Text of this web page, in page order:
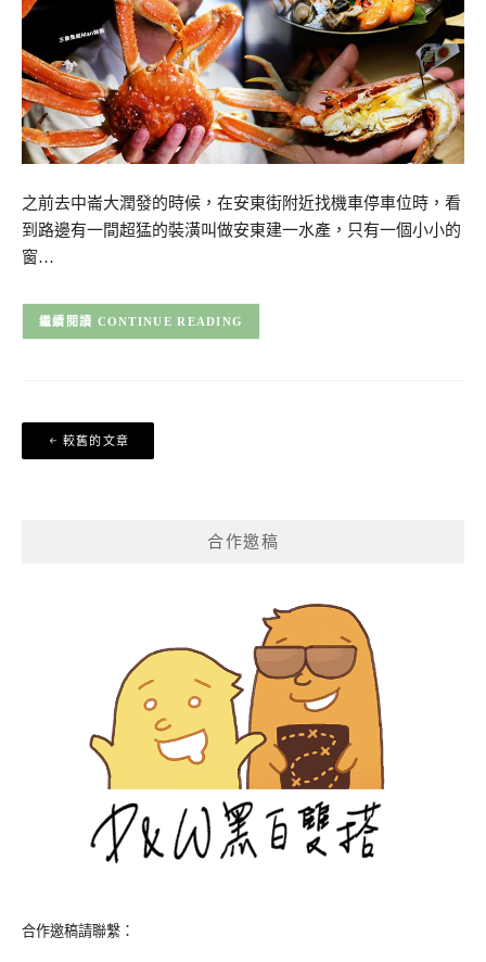
之前去中崙大潤發的時候，在安東街附近找機車停車位時，看
到路邊有一間超猛的裝潢叫做安東建一水產，只有一個小小的
窗…
CONTINUE READING
文
章
較舊的文章
合作邀稿
合作邀稿請聯繫：